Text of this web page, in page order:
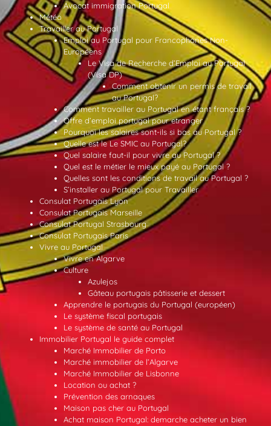
Avocat immigration Portugal
Météo
Travailler au Portugal
Emploi au Portugal pour Francophones Non-
Européens
Le Visa de Recherche d’Emploi au Portugal
(Visa DP)
Comment obtenir un permis de travail
au Portugal?
Comment travailler au Portugal en étant français ?
Offre d’emploi portugal pour etranger
Pourquoi les salaires sont-ils si bas au Portugal ?
Quelle est le Le SMIC au Portugal?
Quel salaire faut-il pour vivre au Portugal ?
Quel est le métier le mieux payé au Portugal ?
Quelles sont les conditions de travail au Portugal ?
S’installer au Portugal pour Travailler
Consulat Portugais Lyon
Consulat Portugais Marseille
Consulat Portugal Strasbourg
Consulat Portugais Paris
Vivre au Portugal
Vivre en Algarve
Culture
Azulejos
Gâteau portugais pâtisserie et dessert
Apprendre le portugais du Portugal (européen)
Le système fiscal portugais
Le système de santé au Portugal
Immobilier Portugal le guide complet
Marché Immobilier de Porto
Marché immobilier de l’Algarve
Marché Immobilier de Lisbonne
Location ou achat ?
Prévention des arnaques
Maison pas cher au Portugal
Achat maison Portugal: demarche acheter un bien